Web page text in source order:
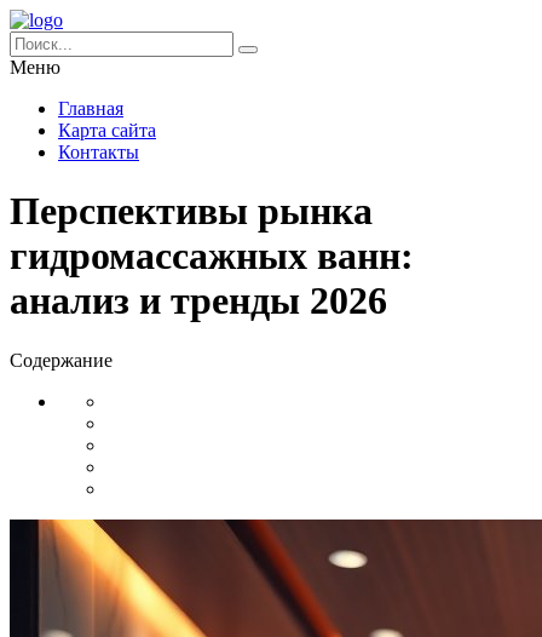
Меню
Главная
Карта сайта
Контакты
Перспективы рынка
гидромассажных ванн:
анализ и тренды 2026
Содержание